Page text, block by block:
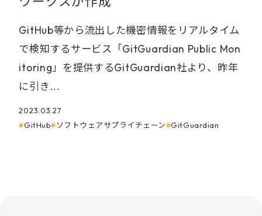
GitHub等から流出した機密情報をリアルタイム
で検知するサービス「GitGuardian Public Mon
itoring」を提供するGitGuardian社より、昨年
に引き...
2023.03.27
GitHub
ソフトウェアサプライチェーン GitGuardian